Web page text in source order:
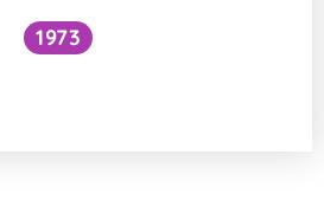
1973